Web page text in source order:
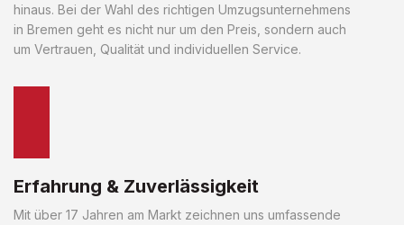
hinaus. Bei der Wahl des richtigen Umzugsunternehmens
in Bremen geht es nicht nur um den Preis, sondern auch
um Vertrauen, Qualität und individuellen Service.
Erfahrung & Zuverlässigkeit
Mit über 17 Jahren am Markt zeichnen uns umfassende